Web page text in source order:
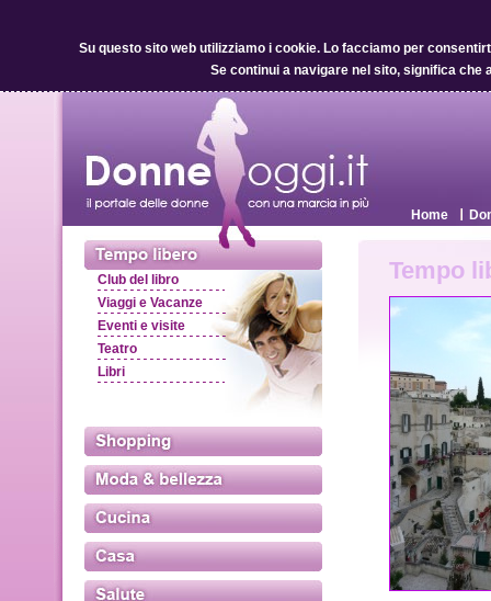
Su questo sito web utilizziamo i cookie.Lo facciamo per
Se continui a navigare nel sito, significa che
Home
Club del libro
Viaggi e Vacanze
Eventi e visite
Teatro
Libri
Tempo